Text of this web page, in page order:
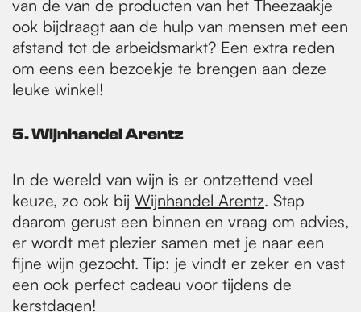
van de van de producten van het Theezaakje
ook bijdraagt aan de hulp van mensen met een
afstand tot de arbeidsmarkt? Een extra reden
om eens een bezoekje te brengen aan deze
leuke winkel!
5. Wijnhandel Arentz
In de wereld van wijn is er ontzettend veel
keuze, zo ook bij Wijnhandel Arentz. Stap
daarom gerust een binnen en vraag om advies,
er wordt met plezier samen met je naar een
fijne wijn gezocht. Tip: je vindt er zeker en vast
een ook perfect cadeau voor tijdens de
kerstdagen!